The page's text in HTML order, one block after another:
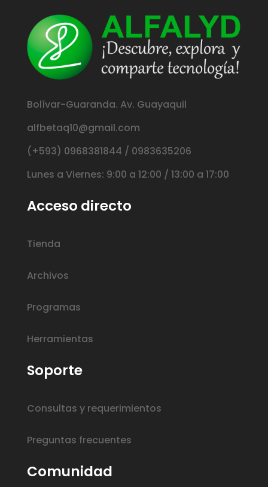
Bolívar-Guaranda. Av. Guayaquil
alfbetaq10@gmail.com
(+593) 0968381844 / 0983635206
Lunes a Viernes: 9:00 a 12:00 / 13:00 a 17:00
Acceso directo
Tienda
Archivos
Programas
Herramientas
Soporte
Consultas y requerimientos
Preguntas frecuentes
Comunidad